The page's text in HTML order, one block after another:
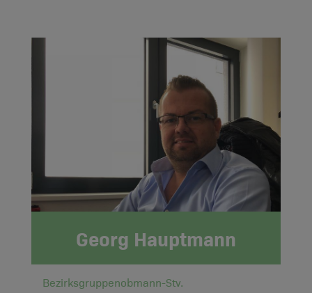
Georg Hauptmann
Bezirksgruppenobmann-Stv.